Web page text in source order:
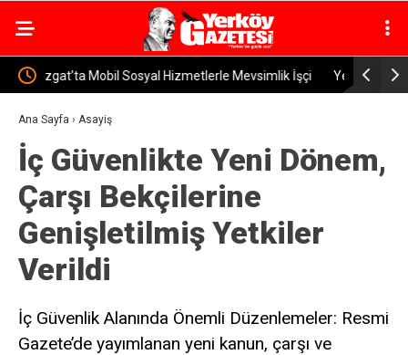
İşçi Yerköy İlçe Sağlık Müdürü Dr. Candaş Tan’dan
Emzirme Haftası Mesajı: “Bir Damla Anne Sütü, Bir
Ömür Sağlık”
Ana Sayfa › Asayiş
İç Güvenlikte Yeni Dönem,
Çarşı Bekçilerine
Genişletilmiş Yetkiler
Verildi
İç Güvenlik Alanında Önemli Düzenlemeler: Resmi
Gazete’de yayımlanan yeni kanun, çarşı ve